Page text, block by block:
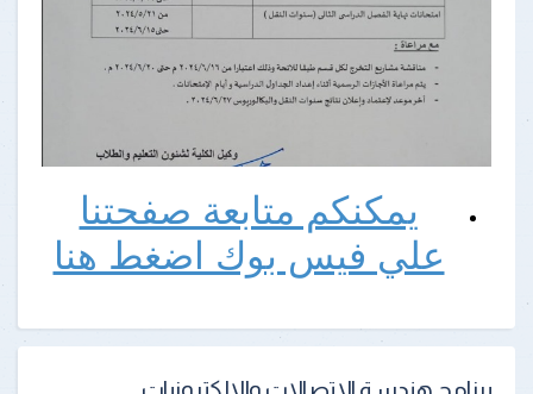
يمكنكم متابعة صفحتنا
علي فيس بوك اضغط هنا